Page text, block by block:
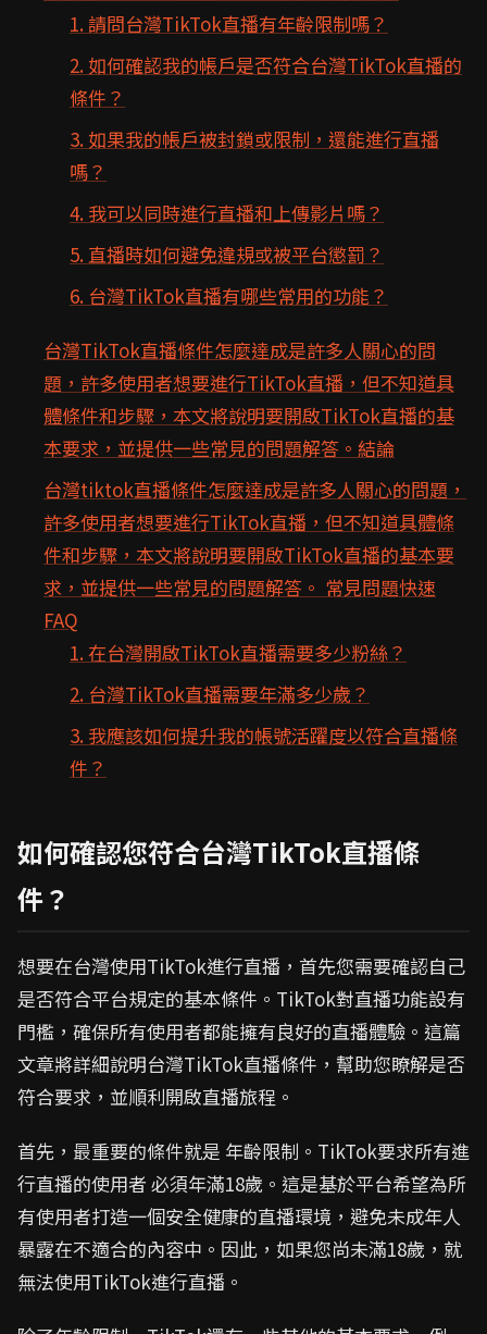
1. 請問台灣TikTok直播有年齡限制嗎？
2. 如何確認我的帳戶是否符合台灣TikTok直播的
條件？
3. 如果我的帳戶被封鎖或限制，還能進行直播
嗎？
4. 我可以同時進行直播和上傳影片嗎？
5. 直播時如何避免違規或被平台懲罰？
6. 台灣TikTok直播有哪些常用的功能？
台灣TikTok直播條件怎麼達成是許多人關心的問
題，許多使用者想要進行TikTok直播，但不知道具
體條件和步驟，本文將說明要開啟TikTok直播的基
本要求，並提供一些常見的問題解答。結論
台灣tiktok直播條件怎麼達成是許多人關心的問題，
許多使用者想要進行TikTok直播，但不知道具體條
件和步驟，本文將說明要開啟TikTok直播的基本要
求，並提供一些常見的問題解答。 常見問題快速
FAQ
1. 在台灣開啟TikTok直播需要多少粉絲？
2. 台灣TikTok直播需要年滿多少歲？
3. 我應該如何提升我的帳號活躍度以符合直播條
件？
如何確認您符合台灣TikTok直播條
件？
想要在台灣使用TikTok進行直播，首先您需要確認自己
是否符合平台規定的基本條件。TikTok對直播功能設有
門檻，確保所有使用者都能擁有良好的直播體驗。這篇
文章將詳細說明台灣TikTok直播條件，幫助您瞭解是否
符合要求，並順利開啟直播旅程。
首先，最重要的條件就是 年齡限制。TikTok要求所有進
行直播的使用者 必須年滿18歲。這是基於平台希望為所
有使用者打造一個安全健康的直播環境，避免未成年人
暴露在不適合的內容中。因此，如果您尚未滿18歲，就
無法使用TikTok進行直播。